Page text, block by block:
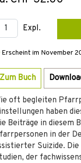
Expl.
Erscheint im November
Zum Buch
oft begleiten
haben
Beiträge in diesem
in der
Suizide.
der